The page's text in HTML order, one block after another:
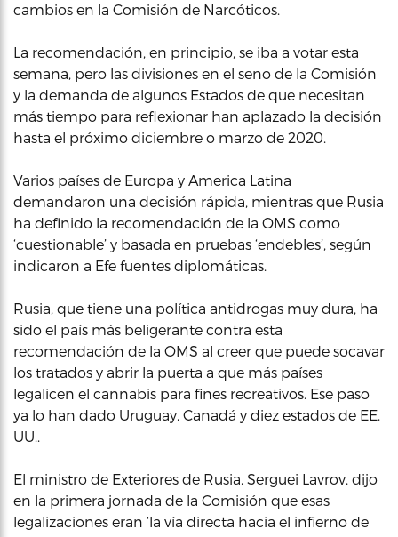
cambios en la Comisión de Narcóticos.
La recomendación, en principio, se iba a votar esta
semana, pero las divisiones en el seno de la Comisión
y la demanda de algunos Estados de que necesitan
más tiempo para reflexionar han aplazado la decisión
hasta el próximo diciembre o marzo de 2020.
Varios países de Europa y America Latina
demandaron una decisión rápida, mientras que Rusia
ha definido la recomendación de la OMS como
‘cuestionable’ y basada en pruebas ‘endebles’, según
indicaron a Efe fuentes diplomáticas.
Rusia, que tiene una política antidrogas muy dura, ha
sido el país más beligerante contra esta
recomendación de la OMS al creer que puede socavar
los tratados y abrir la puerta a que más países
legalicen el cannabis para fines recreativos. Ese paso
ya lo han dado Uruguay, Canadá y diez estados de EE.
UU..
El ministro de Exteriores de Rusia, Serguei Lavrov, dijo
en la primera jornada de la Comisión que esas
legalizaciones eran ‘la vía directa hacia el infierno de